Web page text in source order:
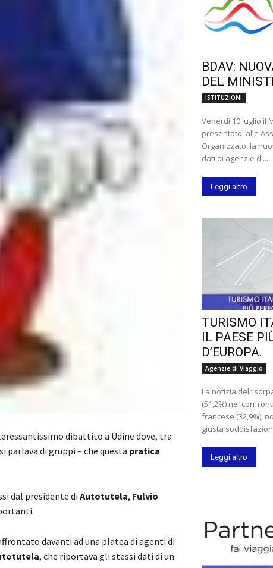
dibattito a Udine dove, tra
parlava di gruppi – che questa pratica
dal presidente diAutotutela, Fulvio
davanti ad una platea di agenti di
, che riportava gli stessi dati di un
BDAV:
DEL
ISTITUZIONI
Venerdì 10 luglio il
presentato, alle
Organizzato, la
dati di agenzie di...
Leggi altro
TURISMO
IL PAESE
D’EUROPA.
Agenzie di Viaggio
La notizia del
(51,2%) nei
francese (32,9%),
giusta
Leggi altro